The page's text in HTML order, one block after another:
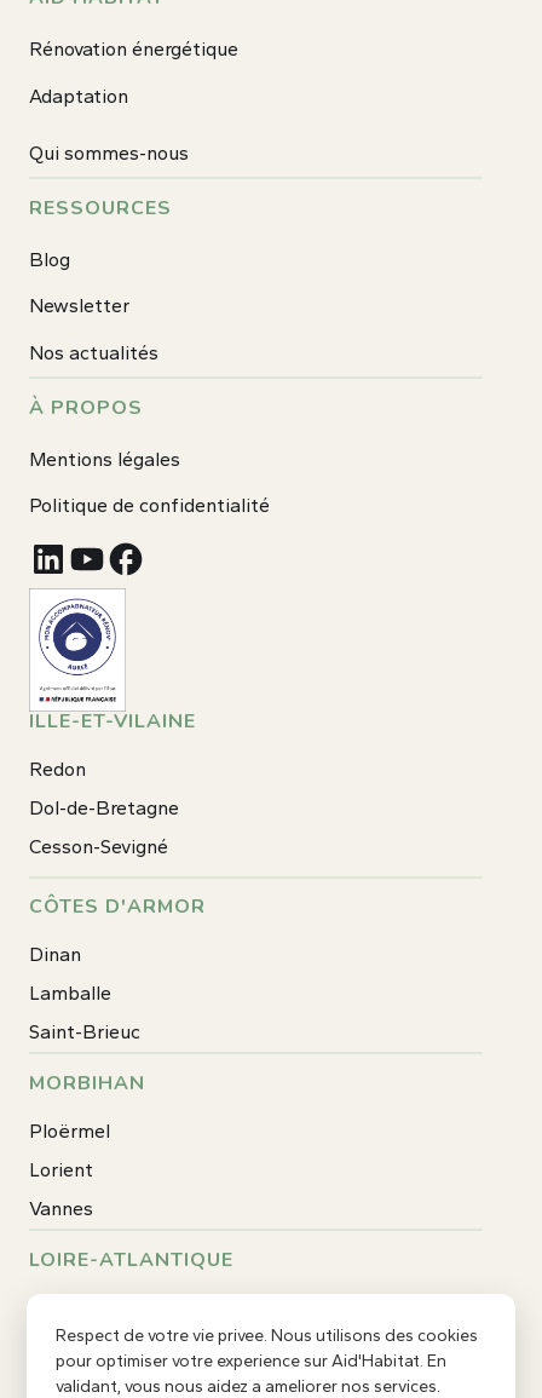
Rénovation énergétique
Adaptation
Qui sommes-nous
RESSOURCES
Blog
Newsletter
Nos actualités
À PROPOS
Mentions légales
Politique de confidentialité
ILLE-ET-VILAINE
Redon
Dol-de-Bretagne
Cesson-Sevigné
CÔTES D'ARMOR
Dinan
Lamballe
Saint-Brieuc
MORBIHAN
Ploërmel
Lorient
Vannes
LOIRE-ATLANTIQUE
Saint-Nazaire
Nantes
Respect de votre vie privee. Nous utilisons des cookies
pour optimiser votre experience sur Aid'Habitat. En
validant, vous nous aidez a ameliorer nos services.